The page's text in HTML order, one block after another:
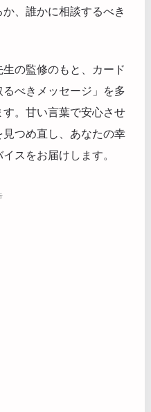
、誰かに相談するべき
の監修のもと、カード
べきメッセージ」を多
。甘い言葉で安心させ
つめ直し、あなたの幸
スをお届けします。